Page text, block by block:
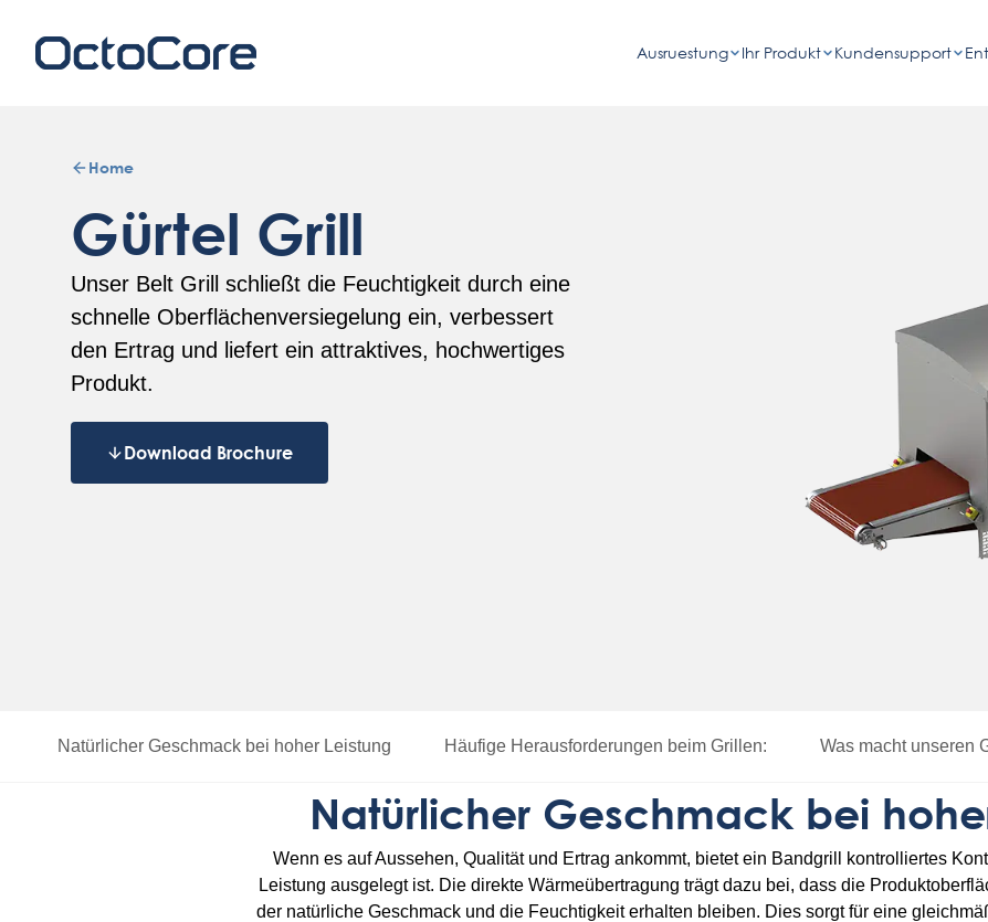
Ausruestung Ihr Produkt Kundensupport
Home
Gürtel Grill
Unser Belt Grill schließt die Feuchtigkeit durch eine
schnelle Oberflächenversiegelung ein, verbessert
den Ertrag und liefert ein attraktives, hochwertiges
Produkt.
Download Brochure
Natürlicher Geschmack bei hoher Leistung Häufige Herausforderungen beim Grillen: Was macht unseren
Natürlicher Geschmack bei
Wenn es auf Aussehen, Qualität und Ertrag ankommt, bietet ein Bandgrill kontrolliertes
Leistung ausgelegt ist. Die direkte Wärmeübertragung trägt dazu bei, dass die
der natürliche Geschmack und die Feuchtigkeit erhalten bleiben. Dies sorgt für eine